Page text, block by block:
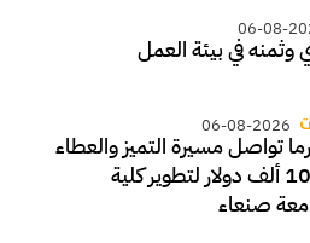
06-08-
وثمنه في بيئة العمل
06-08-2026
تواصل مسيرة التميز والعطاء
وتخصص 100 ألف دولار لتطوير كلية
صنعاء